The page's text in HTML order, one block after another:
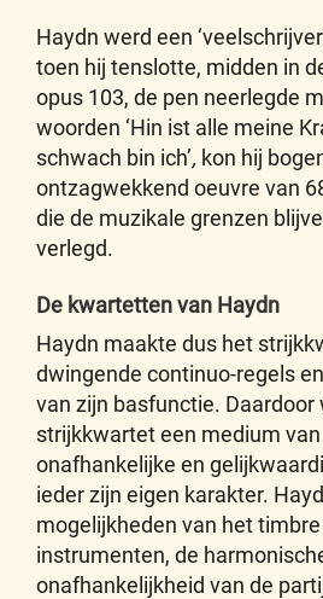
Haydn werd een
toen hij tenslotte, midden in
opus 103, de pen neerlegde
woorden ‘Hin ist alle meine
schwach bin ich’, kon hij
ontzagwekkend oeuvre van
die de muzikale grenzen
verlegd.
De kwartetten van Haydn
Haydn maakte dus het
dwingende continuo-regels
van zijn basfunctie. Daardoor
strijkkwartet een medium
onafhankelijke en
ieder zijn eigen karakter.
mogelijkheden van het
instrumenten, de
onafhankelijkheid van de